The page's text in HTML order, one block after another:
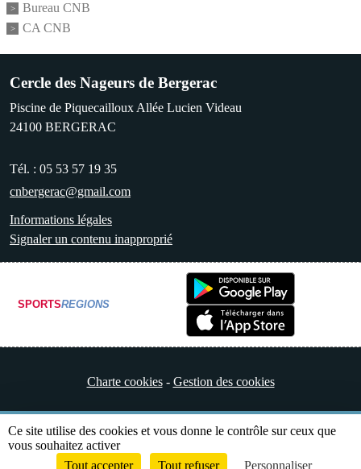
Bureau CNB
CA CNB
Cercle des Nageurs de Bergerac
Piscine de Piquecailloux Allée Lucien Videau
24100 BERGERAC
Tél. : 05 53 57 19 35
cnbergerac@gmail.com
Informations légales
Signaler un contenu inapproprié
SPORTSREGIONS
Charte cookies Gestion des cookies
Envie de participer ?
Ce site utilise des cookies et vous donne le contrôle sur ceux que
vous souhaitez activer
Tout accepter
Tout refuser Personnaliser